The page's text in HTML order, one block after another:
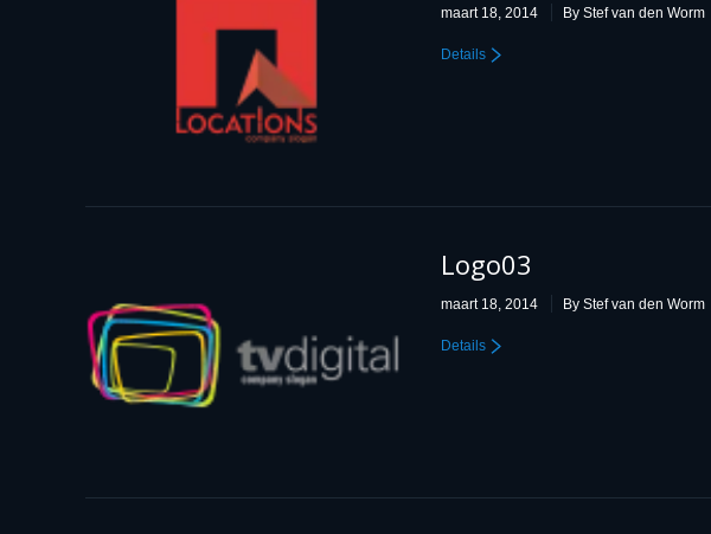
maart 18, 2014 By Stef van den Worm
Details
Logo03
maart 18, 2014 By Stef van den Worm
Details